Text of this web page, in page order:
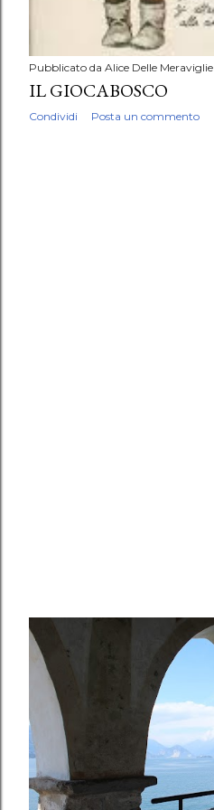
Pubblicato da Alice Delle Meraviglie
IL GIOCABOSCO
Condividi Posta un commento